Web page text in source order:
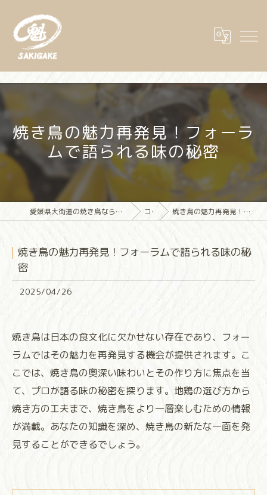
焼き鳥の魅力再発見！フォーラ
ムで語られる味の秘密
愛媛県大街道の焼き鳥なら大街道立ち飲み焼き鳥 魁(さきがけ) コラム 焼き鳥の魅力再発見！フォーラムで語られる味の秘密
焼き鳥の魅力再発見！フォーラムで語られる味の秘
密
2025/04/26
焼き鳥は日本の食文化に欠かせない存在であり、フォー
ラムではその魅力を再発見する機会が提供されます。こ
こでは、焼き鳥の奥深い味わいとその作り方に焦点を当
て、プロが語る味の秘密を探ります。地鶏の選び方から
焼き方の工夫まで、焼き鳥をより一層楽しむための情報
が満載。あなたの知識を深め、焼き鳥の新たな一面を発
見することができるでしょう。